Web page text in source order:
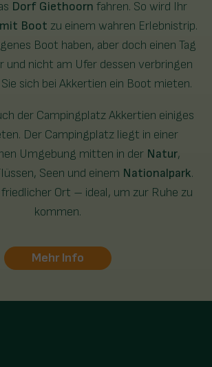
Dorf Giethoorn fahren. So wird Ihr
Boot zu einem wahren Erlebnistrip.
Boot haben, aber doch einen Tag
und nicht am Ufer dessen verbringen
sich bei Akkertien ein Boot mieten.
der Campingplatz Akkertien einiges
Der Campingplatz liegt in einer
Umgebung mitten in der Natur,
Seen und einem Nationalpark.
Ort – ideal, um zur Ruhe zu
kommen.
Mehr Info